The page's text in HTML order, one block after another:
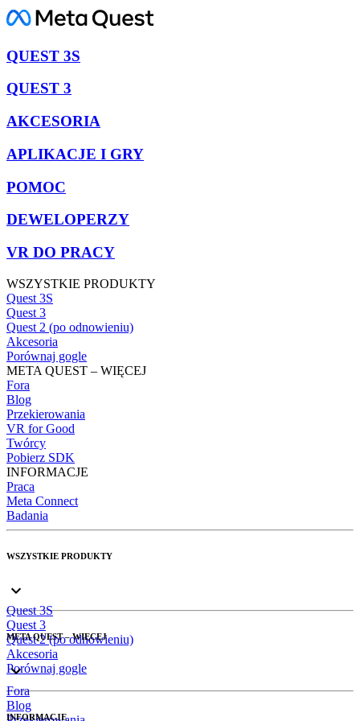
QUEST 3S
QUEST 3
AKCESORIA
APLIKACJE I GRY
POMOC
DEWELOPERZY
VR DO PRACY
WSZYSTKIE PRODUKTY
Quest 3S
Quest 3
Quest 2 (po odnowieniu)
Akcesoria
Porównaj gogle
META QUEST – WIĘCEJ
Fora
Blog
Przekierowania
VR for Good
Twórcy
Pobierz SDK
INFORMACJE
Praca
Meta Connect
Badania
WSZYSTKIE PRODUKTY
Quest 3S
Quest 3
Quest 2 (po odnowieniu)
Akcesoria
Porównaj gogle
META QUEST – WIĘCEJ
Fora
Blog
INFORMACJE